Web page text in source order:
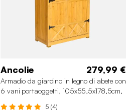
Ancolie 279,99 €
Armadio da giardino in legno di abete con
6 vani portaoggetti, 105x55,5x178,5cm,
5 (4)